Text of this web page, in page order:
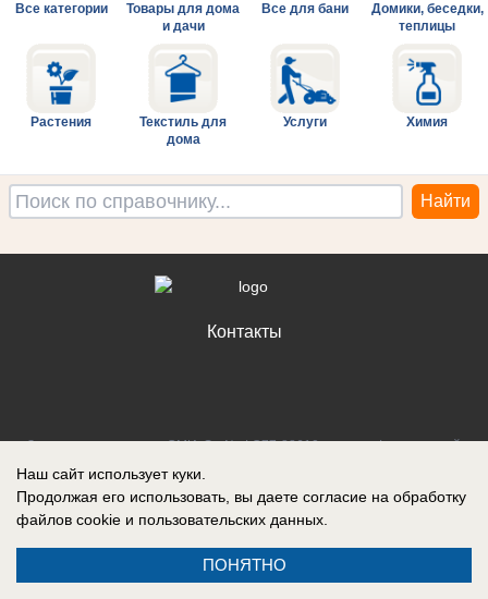
Все категории
Товары для дома
и дачи
Все для бани
Домики, беседки,
теплицы
Растения
Текстиль для
дома
Услуги Химия
Контакты
Запись о регистрации СМИ: Эл № ФС77-88610, выдано Федеральной
массовых коммуникаций (Роскомнадзор) 05 ноября 2024 г.
Наш сайт использует куки.
Продолжая его использовать, вы даете согласие на обработку
файлов cookie и пользовательских данных.
ПОНЯТНО